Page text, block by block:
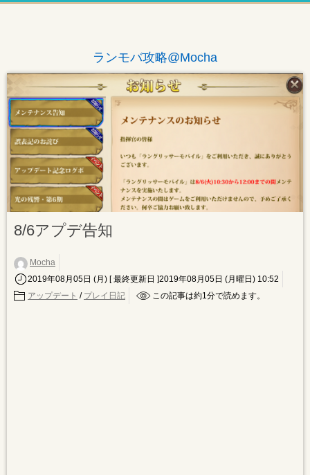
ランモバ攻略@Mocha
8/6アプデ告知
Mocha
2019年08月05日 (月) [ 最終更新日 ]2019年08月05日 (月曜日) 10:52
アップデート / プレイ日記 この記事は約1分で読めます。